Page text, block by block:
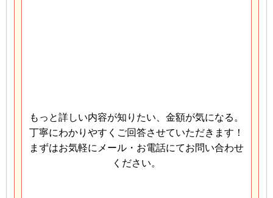
もっと詳しい内容が知りたい、金額が気になる。
丁寧にわかりやすくご回答させていただきます！
まずはお気軽にメール・お電話にてお問い合わせ
ください。